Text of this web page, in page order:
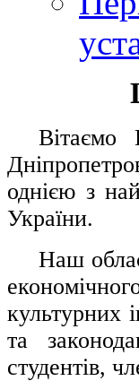
Вітаємо
однією з
України.
Наш
культурних
та
студентів,